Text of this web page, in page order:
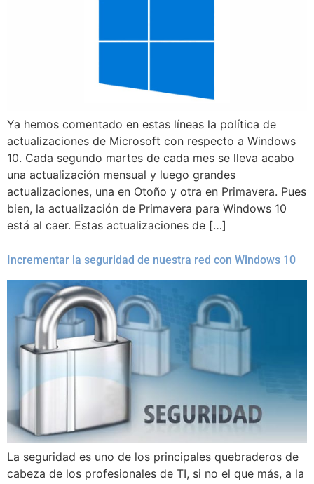
Ya hemos comentado en estas líneas la política de
actualizaciones de Microsoft con respecto a Windows
10. Cada segundo martes de cada mes se lleva acabo
una actualización mensual y luego grandes
actualizaciones, una en Otoño y otra en Primavera. Pues
bien, la actualización de Primavera para Windows 10
está al caer. Estas actualizaciones de […]
Incrementar la seguridad de nuestra red con Windows 10
La seguridad es uno de los principales quebraderos de
cabeza de los profesionales de TI, si no el que más, a la